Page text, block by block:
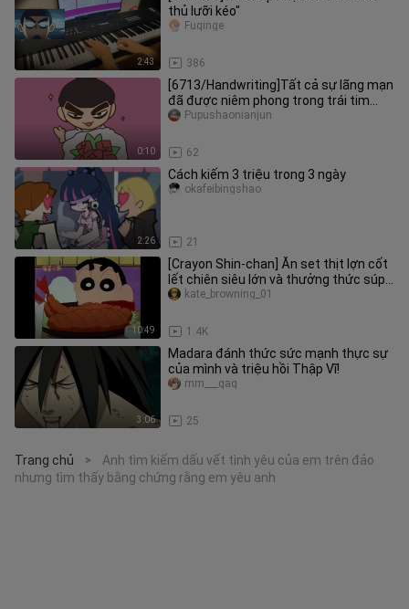
2:43
thủ lưỡi kéo"
386
Fuqinge
0:10
[6713/Handwriting]Tất cả sự lãng mạn
đã được niêm phong trong trái tim
tôi♥
62
Pupushaonianjun
2:26
Cách kiếm 3 triệu trong 3 ngày
21
okafeibingshao
10:49
[Crayon Shin-chan] Ăn set thịt lợn cốt
lết chiên siêu lớn và thưởng thức súp
và cơm miso tôm chiên ă
1.4K
kate_browning_01
3:06
Madara đánh thức sức mạnh thực sự
của mình và triệu hồi Thập Vĩ!
25
mm___qaq
Trang chủ >
Anh tìm kiếm dấu vết tình yêu của em trên đảo
nhưng tìm thấy bằng chứng rằng em yêu anh